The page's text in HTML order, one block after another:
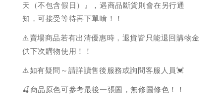
天（不包含假日）』，遇商品斷貨則會在另行通
知，可接受等待再下單唷！！
⚠️賣場商品若有出清優惠時，退貨皆只能退回購物金
供下次購物使用！！
⚠️如有疑問～請詳讀售後服務或詢問客服人員💓
🍒商品原色可參考最後一張圖，無修圖修色！！